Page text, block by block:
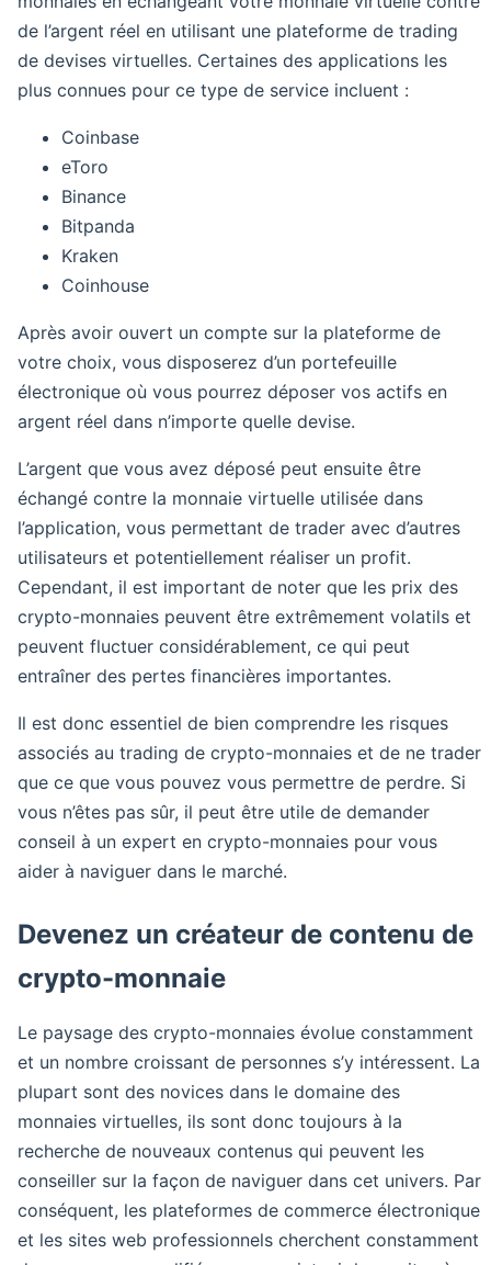
de l’argent réel en utilisant une plateforme de trading
de devises virtuelles. Certaines des applications les
plus connues pour ce type de service incluent :
Coinbase
eToro
Binance
Bitpanda
Kraken
Coinhouse
Après avoir ouvert un compte sur la plateforme de
votre choix, vous disposerez d’un portefeuille
électronique où vous pourrez déposer vos actifs en
argent réel dans n’importe quelle devise.
L’argent que vous avez déposé peut ensuite être
échangé contre la monnaie virtuelle utilisée dans
l’application, vous permettant de trader avec d’autres
utilisateurs et potentiellement réaliser un profit.
Cependant, il est important de noter que les prix des
crypto-monnaies peuvent être extrêmement volatils et
peuvent fluctuer considérablement, ce qui peut
entraîner des pertes financières importantes.
Il est donc essentiel de bien comprendre les risques
associés au trading de crypto-monnaies et de ne trader
que ce que vous pouvez vous permettre de perdre. Si
vous n’êtes pas sûr, il peut être utile de demander
conseil à un expert en crypto-monnaies pour vous
aider à naviguer dans le marché.
Devenez un créateur de contenu de
crypto-monnaie
Le paysage des crypto-monnaies évolue constamment
et un nombre croissant de personnes s’y intéressent. La
plupart sont des novices dans le domaine des
monnaies virtuelles, ils sont donc toujours à la
recherche de nouveaux contenus qui peuvent les
conseiller sur la façon de naviguer dans cet univers. Par
conséquent, les plateformes de commerce électronique
et les sites web professionnels cherchent constamment